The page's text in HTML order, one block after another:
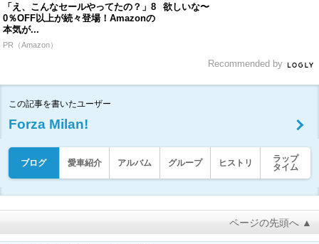
「え、こんなセールやってたの？」8
0％OFF以上が続々登場！Amazonの
本気が...
PR（Amazon）
欲しいな〜
Recommended by
この記事を書いたユーザー
Forza Milan!
ブログ 愛車紹介 アルバム グループ ヒストリ
ラップ
タイム
ページの先頭へ ▲